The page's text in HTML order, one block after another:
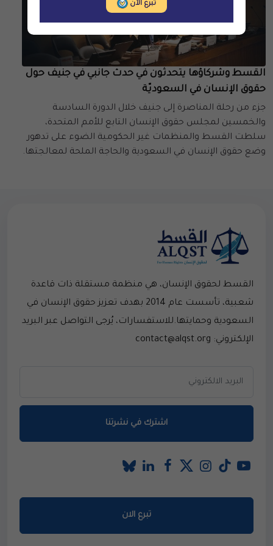
القسط وشركاؤها يتحدثون في حدث جانبي في جنيف حول
حقوق الإنسان في السعوديّة
جزء من رحلة المناصرة إلى جنيف خلال الدورة السادسة
والخمسين لمجلس حقوق الإنسان التابع للأمم المتحدة،
سلطت القسط والمنظمات غير الحكومية الضوء على تدهور
وضع حقوق الإنسان في السعودية والحاجة الملحة لمعالجتها.
القسط لحقوق الإنسان، هي منظمة مستقلة ذات قاعدة
شعبية، تأسست عام 2014 بهدف تعزيز حقوق الإنسان في
السعودية وحمايتها.للاستفسارات، يُرجى التواصل عبر البريد
الإلكتروني: contact@alqst.org
اشترك في نشرتنا
تبرع الان
تبرع الآن